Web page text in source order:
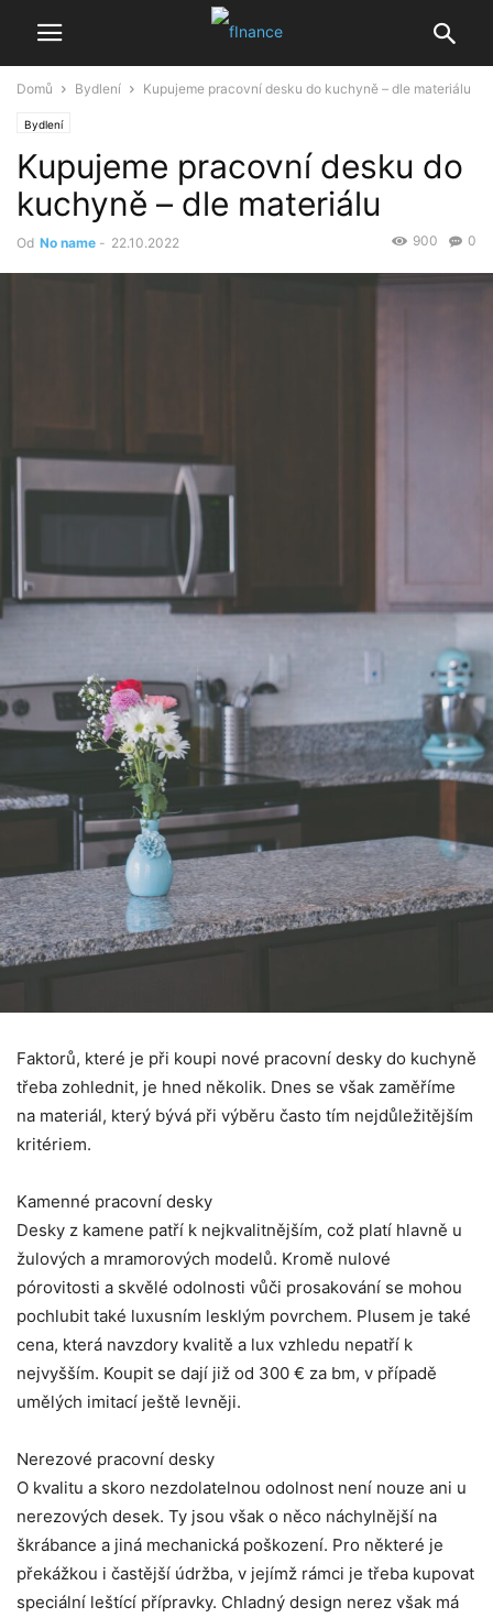
Domů Bydlení Kupujeme pracovní desku do kuchyně – dle materiálu
Bydlení
Kupujeme pracovní desku do
kuchyně – dle materiálu
Od No name - 22.10.2022 0
900
Faktorů, které je při koupi nové pracovní desky do kuchyně
třeba zohlednit, je hned několik. Dnes se však zaměříme
na materiál, který bývá při výběru často tím nejdůležitějším
kritériem.
Kamenné pracovní desky
Desky z kamene patří k nejkvalitnějším, což platí hlavně u
žulových a mramorových modelů. Kromě nulové
pórovitosti a skvělé odolnosti vůči prosakování se mohou
pochlubit také luxusním lesklým povrchem. Plusem je také
cena, která navzdory kvalitě a lux vzhledu nepatří k
nejvyšším. Koupit se dají již od 300 € za bm, v případě
umělých imitací ještě levněji.
Nerezové pracovní desky
O kvalitu a skoro nezdolatelnou odolnost není nouze ani u
nerezových desek. Ty jsou však o něco náchylnější na
škrábance a jiná mechanická poškození. Pro některé je
překážkou i častější údržba, v jejímž rámci je třeba kupovat
speciální leštící přípravky. Chladný design nerez však má